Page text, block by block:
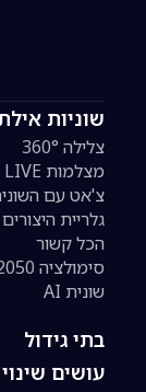
שוניות
צלילה 360°
מצלמות LIVE
צ'אט עם
גלריית היצורים
הכל קשור
סימולציה 2050
שונית AI
בתי גידול
עושים שינוי